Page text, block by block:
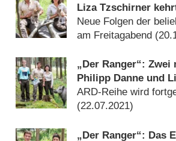
Liza Tzschirner
Neue Folgen der
am Freitagabend (
„Der Ranger“: Zwei
Philipp Danne und
werden gedreht
ARD-Reihe wird
(22.07.2021)
„Der Ranger“: Das